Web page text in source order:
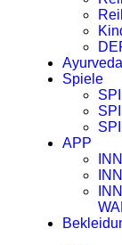
Spiele
APP